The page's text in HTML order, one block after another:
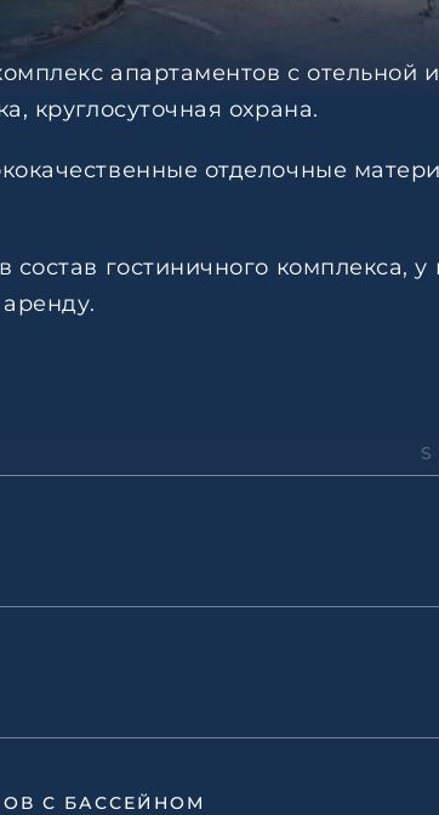
апартаментов с
круглосуточная охрана.
отделочные
состав гостиничного комплекса,
С БАССЕЙНОМ